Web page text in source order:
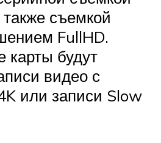
съемкой
FullHD.
карты будут
видео с
или записи Slow